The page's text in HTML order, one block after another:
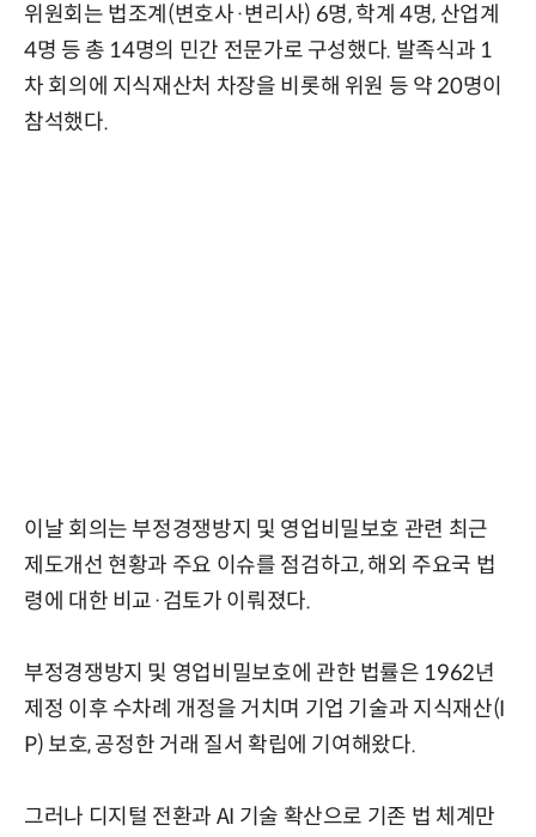
위원회는 법조계(변호사·변리사) 6명, 학계 4명, 산업계
4명 등 총 14명의 민간 전문가로 구성했다. 발족식과 1
차 회의에 지식재산처 차장을 비롯해 위원 등 약 20명이
참석했다.
이날 회의는 부정경쟁방지 및 영업비밀보호 관련 최근
제도개선 현황과 주요 이슈를 점검하고, 해외 주요국 법
령에 대한 비교·검토가 이뤄졌다.
부정경쟁방지 및 영업비밀보호에 관한 법률은 1962년
제정 이후 수차례 개정을 거치며 기업 기술과 지식재산(I
P) 보호, 공정한 거래 질서 확립에 기여해왔다.
그러나 디지털 전환과 AI 기술 확산으로 기존 법 체계만